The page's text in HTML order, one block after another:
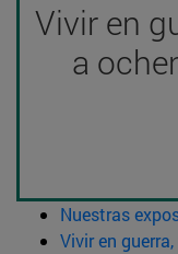
Vivir en
a
Nuestras
Vivir en